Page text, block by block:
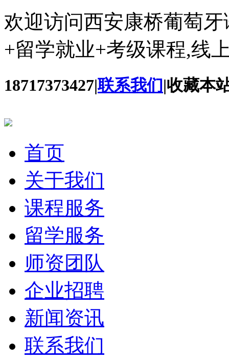
欢迎访问西安康桥葡萄
+留学就业+考级课程,线
18717373427|联系我们|收藏本
首页
关于我们
课程服务
留学服务
师资团队
企业招聘
新闻资讯
联系我们